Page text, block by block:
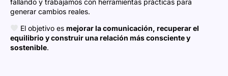
generar cambios reales.
El objetivo es mejorar la comunicación, recuperar el
equilibrio y construir una relación más consciente y
sostenible.